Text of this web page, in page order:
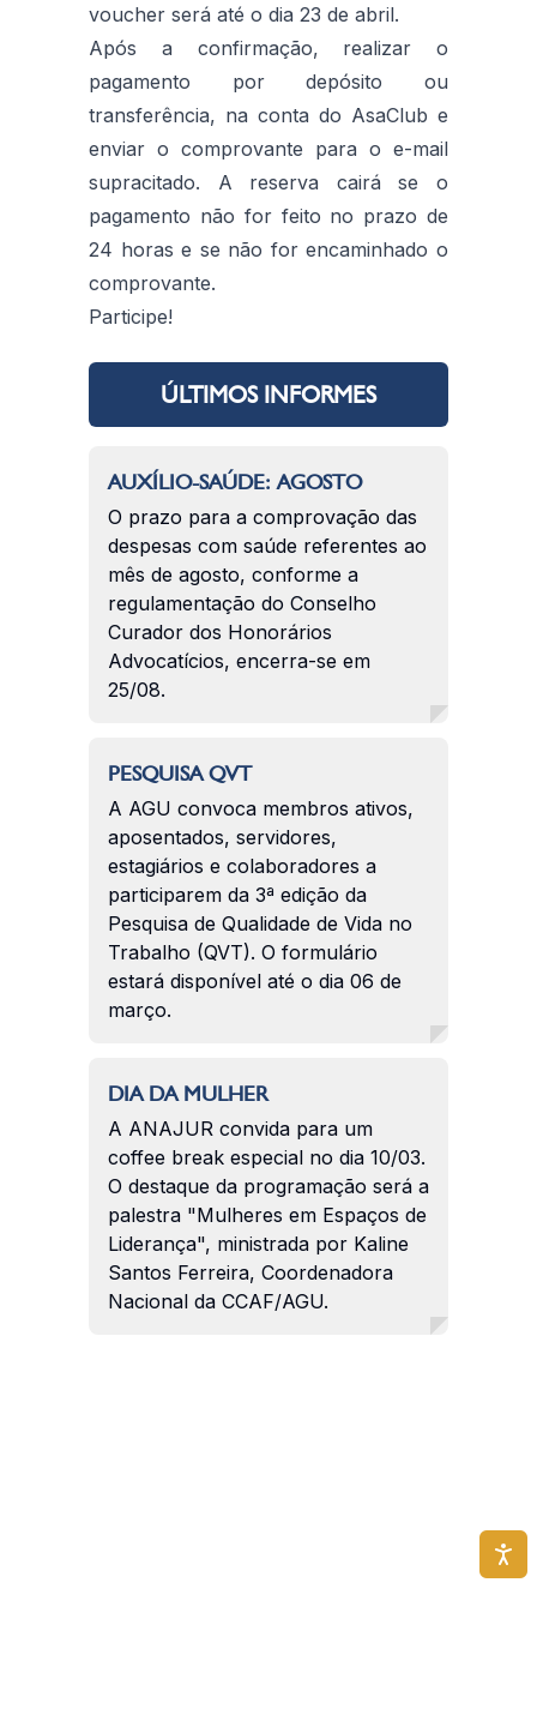
voucher será até o dia 23 de abril.
Após a confirmação, realizar o
pagamento por depósito ou
transferência, na conta do AsaClub e
enviar o comprovante para o e-mail
supracitado. A reserva cairá se o
pagamento não for feito no prazo de
24 horas e se não for encaminhado o
comprovante.
Participe!
ÚLTIMOS INFORMES
AUXÍLIO-SAÚDE: AGOSTO
O prazo para a comprovação das
despesas com saúde referentes ao
mês de agosto, conforme a
regulamentação do Conselho
Curador dos Honorários
Advocatícios, encerra-se em
25/08.
PESQUISA QVT
A AGU convoca membros ativos,
aposentados, servidores,
estagiários e colaboradores a
participarem da 3ª edição da
Pesquisa de Qualidade de Vida no
Trabalho (QVT). O formulário
estará disponível até o dia 06 de
março.
DIA DA MULHER
A ANAJUR convida para um
coffee break especial no dia 10/03.
O destaque da programação será a
palestra "Mulheres em Espaços de
Liderança", ministrada por Kaline
Santos Ferreira, Coordenadora
Nacional da CCAF/AGU.